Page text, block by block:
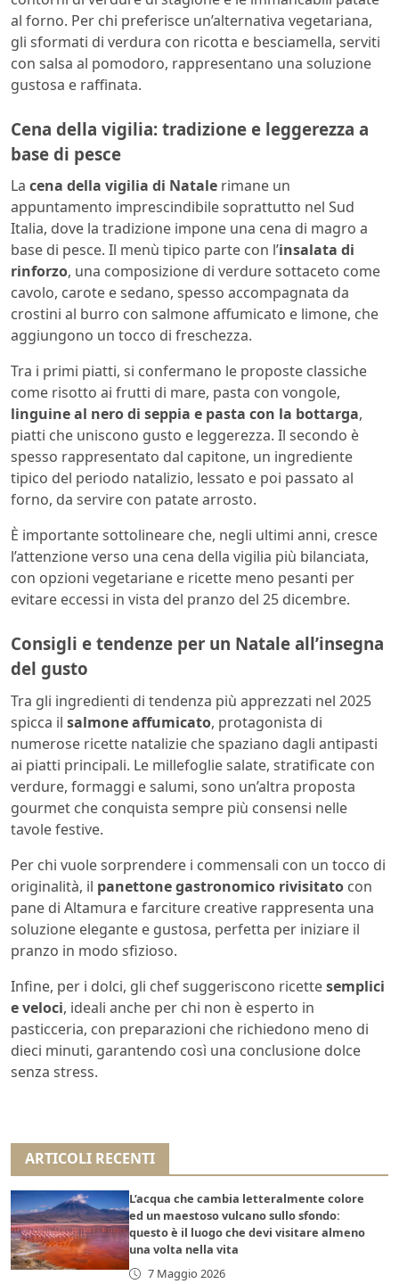
al forno. Per chi preferisce un’alternativa vegetariana,
gli sformati di verdura con ricotta e besciamella, serviti
con salsa al pomodoro, rappresentano una soluzione
gustosa e raffinata.
Cena della vigilia: tradizione e leggerezza a
base di pesce
La cena della vigilia di Natale rimane un
appuntamento imprescindibile soprattutto nel Sud
Italia, dove la tradizione impone una cena di magro a
base di pesce. Il menù tipico parte con l’insalata di
rinforzo, una composizione di verdure sottaceto come
cavolo, carote e sedano, spesso accompagnata da
crostini al burro con salmone affumicato e limone, che
aggiungono un tocco di freschezza.
Tra i primi piatti, si confermano le proposte classiche
come risotto ai frutti di mare, pasta con vongole,
linguine al nero di seppia e pasta con la bottarga,
piatti che uniscono gusto e leggerezza. Il secondo è
spesso rappresentato dal capitone, un ingrediente
tipico del periodo natalizio, lessato e poi passato al
forno, da servire con patate arrosto.
È importante sottolineare che, negli ultimi anni, cresce
l’attenzione verso una cena della vigilia più bilanciata,
con opzioni vegetariane e ricette meno pesanti per
evitare eccessi in vista del pranzo del 25 dicembre.
Consigli e tendenze per un Natale all’insegna
del gusto
Tra gli ingredienti di tendenza più apprezzati nel 2025
spicca il salmone affumicato, protagonista di
numerose ricette natalizie che spaziano dagli antipasti
ai piatti principali. Le millefoglie salate, stratificate con
verdure, formaggi e salumi, sono un’altra proposta
gourmet che conquista sempre più consensi nelle
tavole festive.
Per chi vuole sorprendere i commensali con un tocco di
originalità, il panettone gastronomico rivisitato con
pane di Altamura e farciture creative rappresenta una
soluzione elegante e gustosa, perfetta per iniziare il
pranzo in modo sfizioso.
Infine, per i dolci, gli chef suggeriscono ricettesemplici
e veloci, ideali anche per chi non è esperto in
pasticceria, con preparazioni che richiedono meno di
dieci minuti, garantendo così una conclusione dolce
senza stress.
ARTICOLI RECENTI
L’acqua che cambia letteralmente colore
ed un maestoso vulcano sullo sfondo:
questo è il luogo che devi visitare almeno
una volta nella vita
7 Maggio 2026